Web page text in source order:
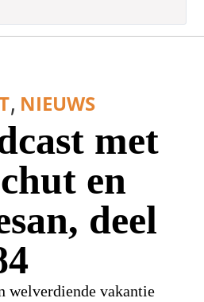
, NIEUWS
met
en
deel
welverdiende vakantie